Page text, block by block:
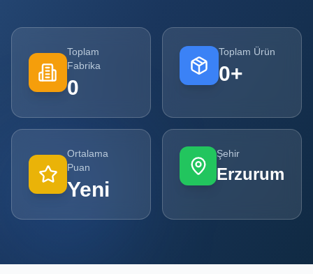
Kampanyalar
POPÜLER
Şişe ve Kavanoz Üreticileri
Ambalaj Üreticileri
Toplam
Fabrika
0
Toplam Ürün
0+
Ortalama
Puan
Yeni
Şehir
Erzurum